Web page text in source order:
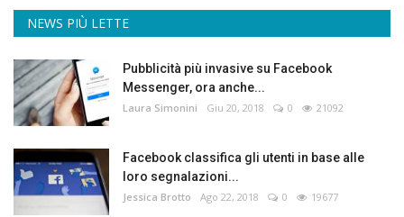
NEWS PIÙ LETTE
Pubblicità più invasive su Facebook
Messenger, ora anche...
Laura Simonini Giu 20, 2018 0 21092
Facebook classifica gli utenti in base alle
loro segnalazioni...
Jessica Brotto Ago 22, 2018 0 19677